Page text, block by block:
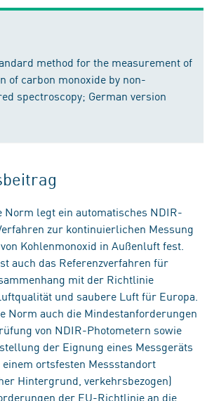
method for the measurement of
of carbon monoxide by non-
spectroscopy; German version
Norm legt ein automatisches NDIR-
zur kontinuierlichen Messung
Kohlenmonoxid in Außenluft fest.
auch das Referenzverfahren für
mit der Richtlinie
und saubere Luft für Europa.
Norm auch die Mindestanforderungen
von NDIR-Photometern sowie
der Eignung eines Messgeräts
ortsfesten Messstandort
Hintergrund, verkehrsbezogen)
der EU-Richtlinie an die